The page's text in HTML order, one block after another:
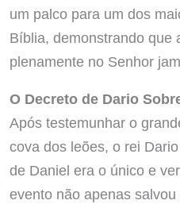
um palco para um dos
Bíblia, demonstrando que
plenamente no Senhor
O Decreto de Dario
Após testemunhar o
cova dos leões, o rei
de Daniel era o único e
evento não apenas